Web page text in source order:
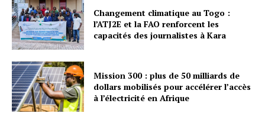
Changement climatique au Togo :
l’ATJ2E et la FAO renforcent les
capacités des journalistes à Kara
Mission 300 : plus de 50 milliards de
dollars mobilisés pour accélérer l’accès
à l’électricité en Afrique